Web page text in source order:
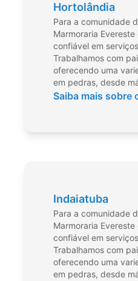
Hortolândia
Para a comunidade
Marmoraria Evereste
confiável em
Trabalhamos com
oferecendo uma
em pedras, desde
Saiba mais sobre
Indaiatuba
Para a comunidade
Marmoraria Evereste
confiável em
Trabalhamos com
oferecendo uma
em pedras, desde